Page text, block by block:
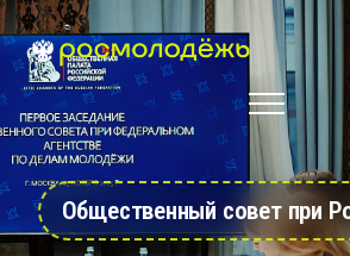
Общественный совет при